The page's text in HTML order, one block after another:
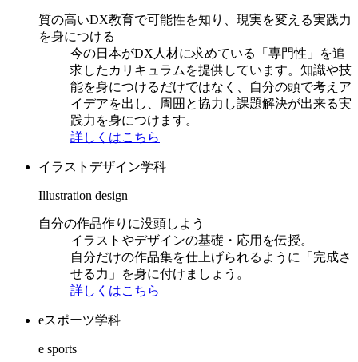
質の高いDX教育で可能性を知り、現実を変える実践力
を身につける
今の日本がDX人材に求めている「専門性」を追
求したカリキュラムを提供しています。知識や技
能を身につけるだけではなく、自分の頭で考えア
イデアを出し、周囲と協力し課題解決が出来る実
践力を身につけます。
詳しくはこちら
イラストデザイン学科
Illustration design
自分の作品作りに没頭しよう
イラストやデザインの基礎・応用を伝授。
自分だけの作品集を仕上げられるように「完成さ
せる力」を身に付けましょう。
詳しくはこちら
eスポーツ学科
e sports